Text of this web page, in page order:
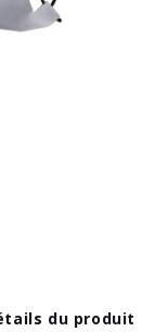
du produit